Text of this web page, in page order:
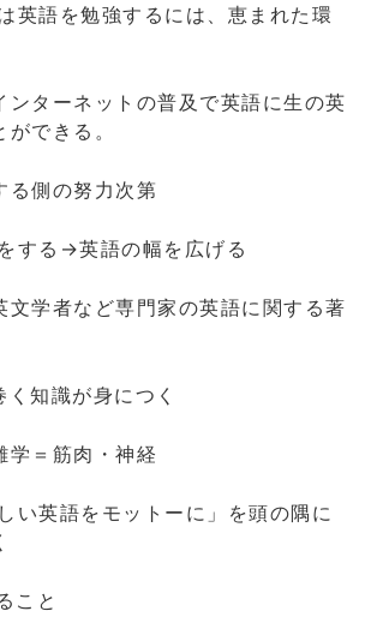
を勉強するには、恵まれた環
ットの普及で英語に生の英
できる。
の努力次第
→英語の幅を広げる
ど専門家の英語に関する著
知識が身につく
＝筋肉・神経
語をモットーに」を頭の隅に
こと